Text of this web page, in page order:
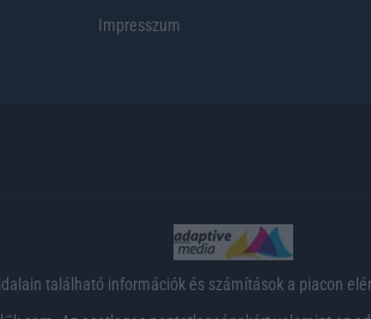
Impresszum
található információk és számítások a piacon